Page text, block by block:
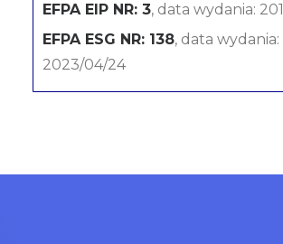
EFPA EIP NR: 3, data wydania:
EFPA ESG NR: 138, data wydania:
2023/04/24